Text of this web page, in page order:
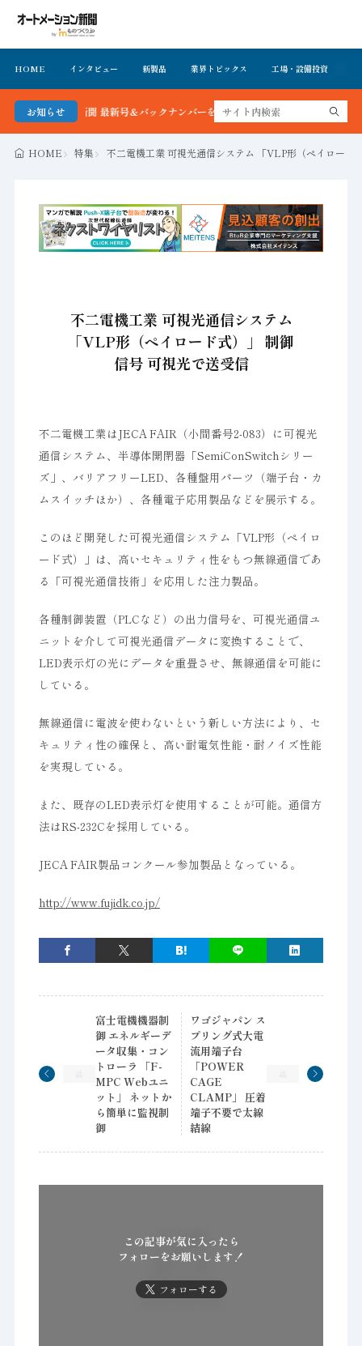
HOME インタビュー 新製品 業界トピックス 工場・設備投資
お知らせ
ション新聞 最新号＆バックナンバーを無料で公開中 詳細はこちら
HOME 特集 不二電機工業 可視光通信システム 「VLP形（ペイロード
不二電機工業 可視光通信システム
「VLP形（ペイロード式）」 制御
信号 可視光で送受信
不二電機工業はJECA FAIR（小間番号2-083）に可視光
通信システム、半導体開閉器「SemiConSwitchシリー
ズ」、バリアフリーLED、各種盤用パーツ（端子台・カ
ムスイッチほか）、各種電子応用製品などを展示する。
このほど開発した可視光通信システム「VLP形（ペイロ
ード式）」は、高いセキュリティ性をもつ無線通信であ
る「可視光通信技術」を応用した注力製品。
各種制御装置（PLCなど）の出力信号を、可視光通信ユ
ニットを介して可視光通信データに変換することで、
LED表示灯の光にデータを重畳させ、無線通信を可能に
している。
無線通信に電波を使わないという新しい方法により、セ
キュリティ性の確保と、高い耐電気性能・耐ノイズ性能
を実現している。
また、既存のLED表示灯を使用することが可能。通信方
法はRS-232Cを採用している。
JECA FAIR製品コンクール参加製品となっている。
http://www.fujidk.co.jp/
富士電機機器制
御 エネルギーデ
ータ収集・コン
トローラ 「F-
MPC Webユニ
ット」 ネットか
ら簡単に監視制
御
ワゴジャパン ス
プリング式大電
流用端子台
「POWER
CAGE
CLAMP」 圧着
端子不要で太線
結線
この記事が気に入ったら
フォローをお願いします！
フォローする